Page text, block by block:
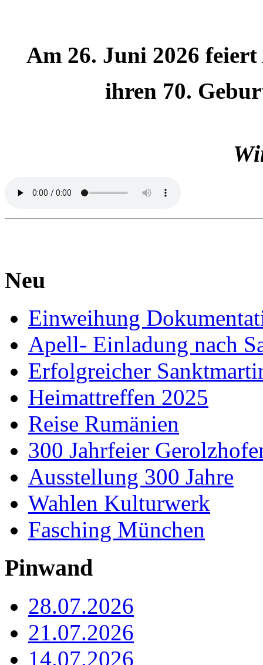
Am 26. Juni 2026 feiert
ihren 70.
Neu
Einweihung
Apell- Einladung nach
Erfolgreicher
Heimattreffen 2025
Reise Rumänien
300 Jahrfeier
Ausstellung 300 Jahre
Wahlen Kulturwerk
Fasching München
Pinwand
28.07.2026
21.07.2026
14.07.2026